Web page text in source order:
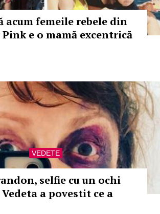
acum femeile rebele din
Pink e o mamă excentrică
VEDETE
selfie cu un ochi
a povestit ce a